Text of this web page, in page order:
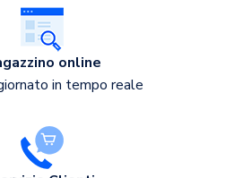
online
in tempo reale